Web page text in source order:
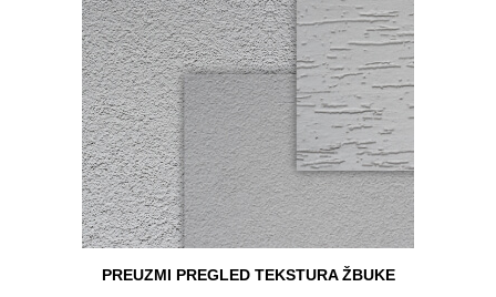
PREUZMI PREGLED TEKSTURA ŽBUKE